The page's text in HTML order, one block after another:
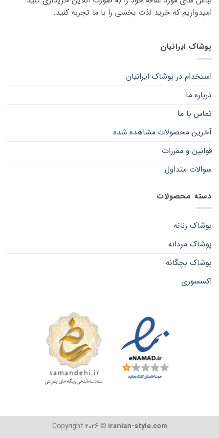
در
انتخاب
شوند
امیدواریم که خرید لذت ‌بخشی را با ما تجربه کنید.
پوشاک ایرانیان
استخدام در پوشاک ایرانیان
درباره ما
تماس با ما
آخرین محصولات مشاهده شده
قوانین و مقررات
سوالات متداول
دسته محصولات
پوشاک زنانه
پوشاک مردانه
پوشاک بچگانه
اکسسوری
Copyright 2026 © iranian-style.com